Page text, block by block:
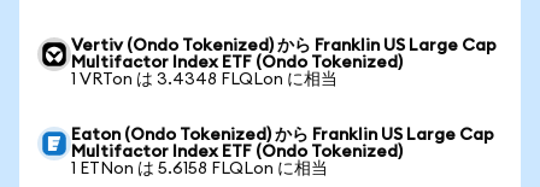
Vertiv (Ondo Tokenized) から Franklin US Large Cap
Multifactor Index ETF (Ondo Tokenized)
1 VRTon は 3.4348 FLQLon に相当
Eaton (Ondo Tokenized) から Franklin US Large Cap
Multifactor Index ETF (Ondo Tokenized)
1 ETNon は 5.6158 FLQLon に相当